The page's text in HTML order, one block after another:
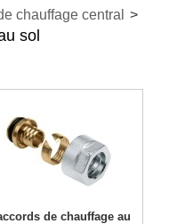
chauffage central >
sol
de chauffage au